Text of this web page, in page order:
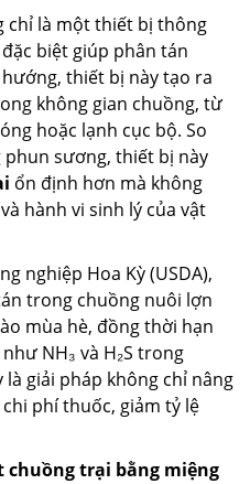
chỉ là một thiết bị thông
biệt giúp phân tán
thiết bị này tạo ra
không gian chuồng, từ
hoặc lạnh cục bộ. So
sương, thiết bị này
ổn định hơn mà không
hành vi sinh lý của vật
nghiệp Hoa Kỳ (USDA),
trong chuồng nuôi lợn
mùa hè, đồng thời hạn
NH₃ và H₂S trong
là giải pháp không chỉ nâng
phí thuốc, giảm tỷ lệ
chuồng trại bằng miệng